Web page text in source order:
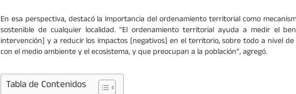
En esa perspectiva, destacó la importancia del ordenamiento territorial como
sostenible de cualquier localidad. “El ordenamiento territorial ayuda a medir el
intervención] y a reducir los impactos [negativos] en el territorio, sobre todo a nivel
con el medio ambiente y el ecosistema, y que preocupan a la población”, agregó.
Tabla de Contenidos